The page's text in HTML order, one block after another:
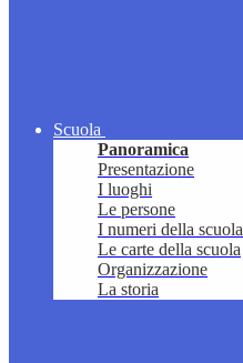
Scuola
Panoramica
Presentazione
I luoghi
Le persone
I numeri della scuola
Le carte della scuola
Organizzazione
La storia